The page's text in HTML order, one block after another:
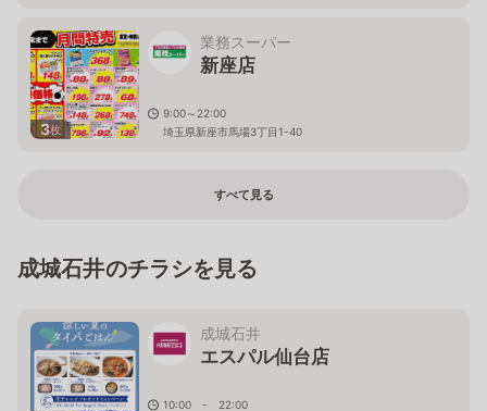
3枚
業務スーパー
新座店
9:00～22:00
埼玉県新座市馬場3丁目1-40
すべて見る
成城石井のチラシを見る
成城石井
エスパル仙台店
10:00 - 22:00